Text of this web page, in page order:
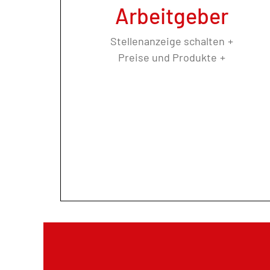
Arbeitgeber
Stellenanzeige schalten
Preise und Produkte